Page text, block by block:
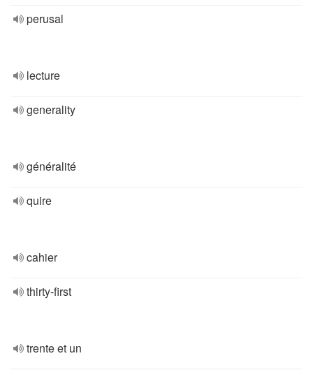
perusal
lecture
generality
généralité
quire
cahier
thirty-first
trente et un